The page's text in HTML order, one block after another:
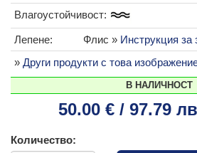
Влагоустойчивост:
Лепене: Флис » Инструкция за
» Други продукти с това
В НАЛИЧНОСТ
50.00 € / 97.79
Количество: